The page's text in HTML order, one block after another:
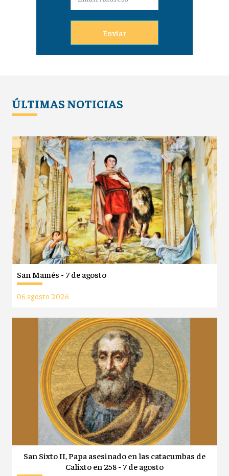
Enviar
ÚLTIMAS NOTICIAS
San Mamés - 7 de agosto
06 agosto 2026
San Sixto II, Papa asesinado en las catacumbas de
Calixto en 258 - 7 de agosto